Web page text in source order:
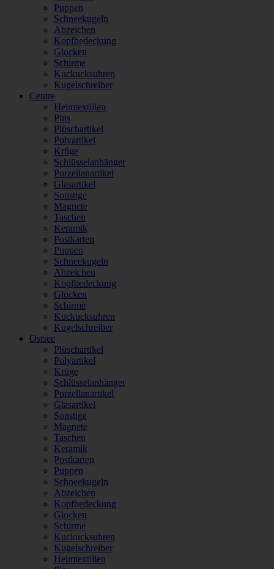
Puppen
Schneekugeln
Abzeichen
Kopfbedeckung
Glocken
Schirme
Kuckucksuhren
Kugelschreiber
Centre
Heimtextilien
Pins
Plüschartikel
Polyartikel
Krüge
Schlüsselanhänger
Porzellanartikel
Glasartikel
Sonstige
Magnete
Taschen
Keramik
Postkarten
Puppen
Schneekugeln
Abzeichen
Kopfbedeckung
Glocken
Schirme
Kuckucksuhren
Kugelschreiber
Ostsee
Plüschartikel
Polyartikel
Krüge
Schlüsselanhänger
Porzellanartikel
Glasartikel
Sonstige
Magnete
Taschen
Keramik
Postkarten
Puppen
Schneekugeln
Abzeichen
Kopfbedeckung
Glocken
Schirme
Kuckucksuhren
Kugelschreiber
Heimtextilien